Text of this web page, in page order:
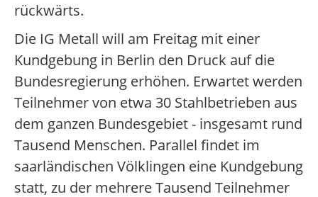
rückwärts.
Die IG Metall will am Freitag mit einer
Kundgebung in Berlin den Druck auf die
Bundesregierung erhöhen. Erwartet werden
Teilnehmer von etwa 30 Stahlbetrieben aus
dem ganzen Bundesgebiet - insgesamt rund
Tausend Menschen. Parallel findet im
saarländischen Völklingen eine Kundgebung
statt, zu der mehrere Tausend Teilnehmer